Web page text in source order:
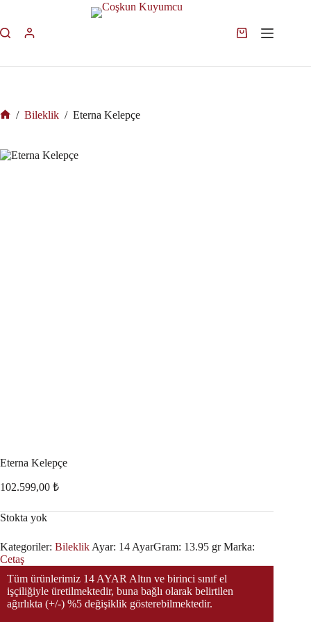
/ Bileklik / Eterna Kelepçe
Eterna Kelepçe
102.599,00 ₺
Stokta yok
Kategoriler: Bileklik Ayar: 14 AyarGram: 13.95 gr Marka:
Cetaş
Tüm ürünlerimiz 14 AYAR Altın ve birinci sınıf el
işçiliğiyle üretilmektedir, buna bağlı olarak belirtilen
ağırlıkta (+/-) %5 değişiklik gösterebilmektedir.